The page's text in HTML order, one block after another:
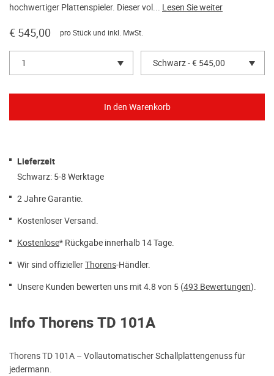
hochwertiger Plattenspieler. Dieser vol... Lesen Sie weiter
€ 545,00 pro Stück und inkl. MwSt.
1 Schwarz - € 545,00
Lieferzeit
Schwarz: 5-8 Werktage
2 Jahre Garantie.
Kostenloser Versand.
Kostenlose* Rückgabe innerhalb 14 Tage.
Wir sind offiziellerThorens-Händler.
Unsere Kunden bewerten uns mit 4.8 von 5 (493 Bewertungen).
Info Thorens TD 101A
Thorens TD 101A – Vollautomatischer Schallplattengenuss für
jedermann.